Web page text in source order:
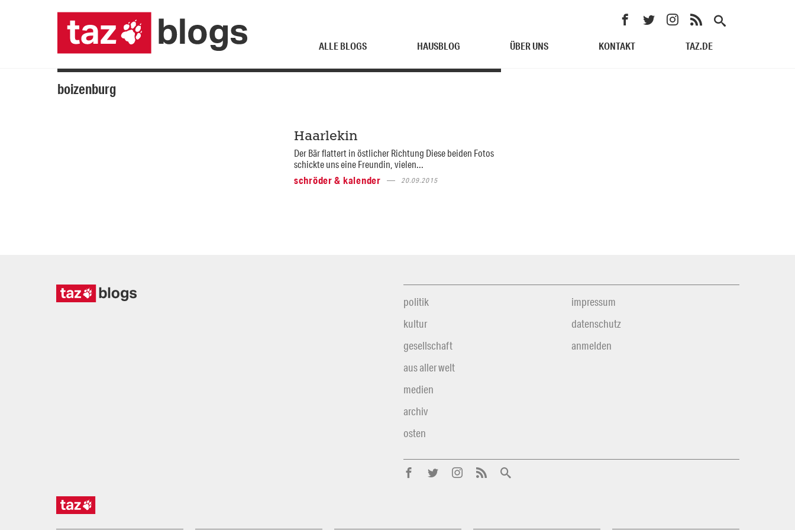
ALLE BLOGS HAUSBLOG ÜBER UNS KONTAKT TAZ.DE
boizenburg
Haarlekin
Der Bär flattert in östlicher Richtung Diese beiden Fotos
schickte uns eine Freundin, vielen...
schröder & kalender
20.09.2015
politik
kultur
gesellschaft
aus aller welt
medien
archiv
osten
impressum
datenschutz
anmelden